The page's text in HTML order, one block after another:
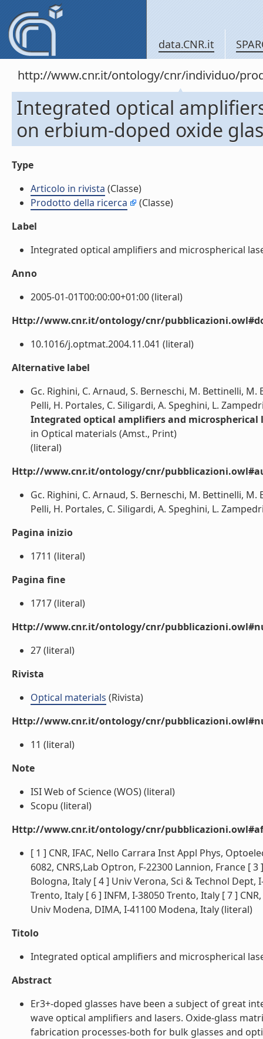
data.CNR.it
http://www.cnr.it/ontology/cnr/individuo/
Integrated optical
on erbium-doped oxide
Type
Articolo in rivista (Classe)
Prodotto della ricerca
(Classe)
Label
Integrated optical amplifiers and microspherical
Anno
2005-01-01T00:00:00+01:00 (literal)
Http://www.cnr.it/ontology/cnr/
10.1016/j.optmat.2004.11.041 (literal)
Alternative label
Gc. Righini, C. Arnaud, S. Berneschi, M. Bettinelli,
Pelli, H. Portales, C. Siligardi, A. Speghini, L.
Integrated optical amplifiers and microspherical
in Optical materials (Amst., Print)
(literal)
Http://www.cnr.it/ontology/cnr/
Gc. Righini, C. Arnaud, S. Berneschi, M. Bettinelli,
Pelli, H. Portales, C. Siligardi, A. Speghini, L.
Pagina inizio
1711 (literal)
Pagina fine
1717 (literal)
Http://www.cnr.it/ontology/cnr/
27 (literal)
Rivista
Optical materials (Rivista)
Http://www.cnr.it/ontology/cnr/
11 (literal)
Note
ISI Web of Science (WOS) (literal)
Scopu (literal)
Http://www.cnr.it/ontology/cnr/
[ 1 ] CNR, IFAC, Nello Carrara Inst Appl Phys,
6082, CNRS,Lab Optron, F-22300 Lannion, France
Bologna, Italy [ 4 ] Univ Verona, Sci & Technol
Trento, Italy [ 6 ] INFM, I-38050 Trento, Italy [ 7 ]
Univ Modena, DIMA, I-41100 Modena, Italy (literal)
Titolo
Integrated optical amplifiers and microspherical
Abstract
Er3+-doped glasses have been a subject of great
wave optical amplifiers and lasers. Oxide-glass
fabrication processes-both for bulk glasses and